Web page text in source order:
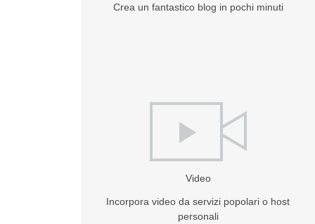
Crea un fantastico blog in pochi minuti
Video
Incorpora video da servizi popolari o host
personali